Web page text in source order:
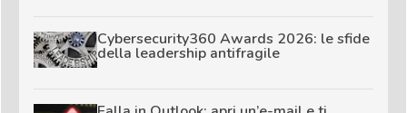
Cybersecurity360 Awards 2026: le sfide
della leadership antifragile